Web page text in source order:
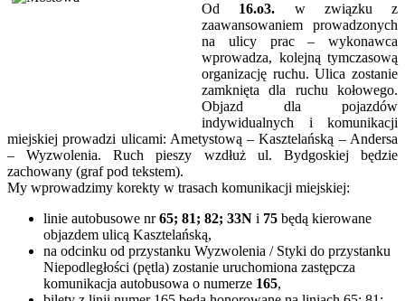
Od 16.o3. w związku z
zaawansowaniem prowadzonych
na ulicy prac – wykonawca
wprowadza, kolejną tymczasową
organizację ruchu. Ulica zostanie
zamknięta dla ruchu kołowego.
Objazd dla pojazdów
indywidualnych i komunikacji
miejskiej prowadzi ulicami: Ametystową – Kasztelańską – Andersa
– Wyzwolenia. Ruch pieszy wzdłuż ul. Bydgoskiej będzie
zachowany (graf pod tekstem).
My wprowadzimy korekty w trasach komunikacji miejskiej:
linie autobusowe nr65; 81; 82; 33N i 75 będą kierowane
objazdem ulicą Kasztelańską,
na odcinku od przystanku Wyzwolenia / Styki do przystanku
Niepodległości (pętla) zostanie uruchomiona zastępcza
komunikacja autobusowa o numerze 165,